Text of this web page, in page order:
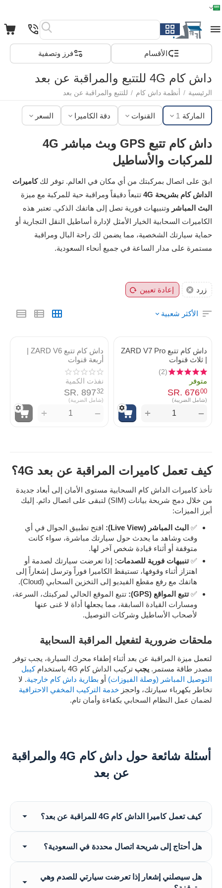
الأقسام فرز وتصفية
داش كام 4G للتتبع والمراقبة عن بعد
الرئيسية / أنظمة داش كام / للتتبع والمراقبة عن بعد
الماركة 1 القنوات دقة الكاميرا السعر
داش كام تتبع GPS وبث مباشر 4G
للمركبات والأساطيل
ابقَ على اتصال بمركبتك من أي مكان في العالم. توفر لككاميرات
الداش كام بشريحة 4G
تتبعاً دقيقاً ومراقبة حية للمركبة مع ميزة
البث المباشر وتنبيهات فورية تصل إلى هاتفك الذكي. تعتبر هذه
الكاميرات السحابية الخيار الأمثل لإدارة أساطيل النقل التجارية أو
حماية سيارتك الشخصية، مما يضمن لك راحة البال ومراقبة
مستمرة على مدار الساعة في جميع أنحاء السعودية.
زرد إعادة تعيين
الأكثر شعبية
داش كام تتبع ZARD V7 Pro
| ثلاث قنوات
(2)
متوفر
SR. 67600
(شامل الضريبة)
+ −
داش كام تتبع ZARD V6 |
أربعة قنوات
نفذت الكمية
SR. 89732
(شامل الضريبة)
+ −
كيف تعمل كاميرات المراقبة عن بعد 4G؟
تأخذ كاميرات الداش كام السحابية مستوى الأمان إلى أبعاد جديدة
من خلال دمج شريحة بيانات (SIM) لتبقى على اتصال دائم. إليك
أبرز الميزات:
✅ البث المباشر (Live View):
افتح تطبيق الجوال في أي
وقت وشاهد ما يحدث حول سيارتك مباشرة، سواء كانت
متوقفة أو أثناء قيادة شخص آخر لها.
✅تنبيهات فورية للصدمات: إذا تعرضت سيارتك لصدمة أو
اهتزاز أثناء وقوفها، تستيقظ الكاميرا فوراً وترسل إشعاراً إلى
هاتفك مع رفع مقطع الفيديو إلى التخزين السحابي (Cloud).
✅تتبع المواقع (GPS):
تتبع الموقع الحالي لمركبتك، السرعة،
ومسارات القيادة السابقة، مما يجعلها أداة لا غنى عنها
لأصحاب الأساطيل وشركات التوصيل.
ملحقات ضرورية لتفعيل المراقبة السحابية
لتعمل ميزة المراقبة عن بعد أثناء إطفاء محرك السيارة، يجب توفر
مصدر طاقة مستمر. يجب تركيب الداش كام 4G باستخدام
كيبل
التوصيل المباشر (وصلة الفيوزات) أو بطارية داش كام خارجية. لا
تخاطر بكهرباء سيارتك، واحجز خدمة التركيب المخفي الاحترافية
لضمان عمل النظام السحابي بكفاءة وأمان تام.
أسئلة شائعة حول داش كام 4G والمراقبة
عن بعد
كيف تعمل كاميرا الداش كام 4G للمراقبة عن بعد؟
4G قياسية. يتيح هذا الاتصال النشط رفع اللقطات إلى
فورية عند الاصطدام مباشرة على هاتفك الذكي من أي
هل أحتاج إلى شريحة اتصال محددة في السعودية؟
القياسية من جميع مزودي الاتصالات الرئيسيين في
هل سيصلني إشعار إذا تعرضت سيارتي للصدم وهي
الرئيسية القائمة بحث السلة قائمة المفضلة